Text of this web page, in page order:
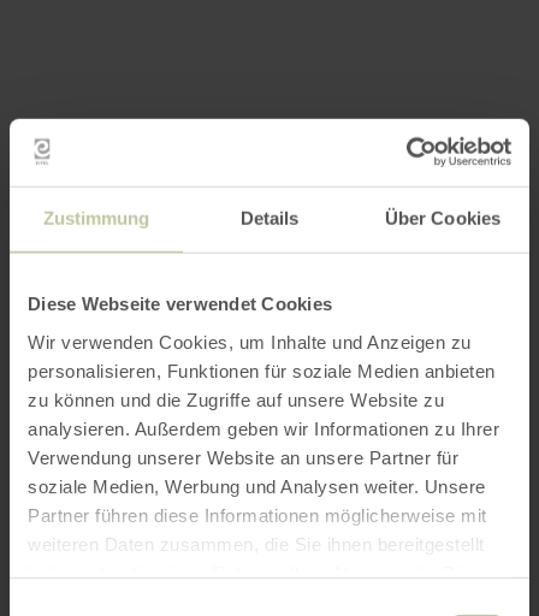
Zustimmung Details Über Cookies
Diese Webseite verwendet Cookies
Wir verwenden Cookies, um Inhalte und Anzeigen zu
personalisieren, Funktionen für soziale Medien anbieten
zu können und die Zugriffe auf unsere Website zu
analysieren. Außerdem geben wir Informationen zu Ihrer
Verwendung unserer Website an unsere Partner für
soziale Medien, Werbung und Analysen weiter. Unsere
Partner führen diese Informationen möglicherweise mit
weiteren Daten zusammen, die Sie ihnen bereitgestellt